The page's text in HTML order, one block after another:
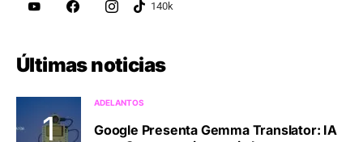
Últimas noticias
ADELANTOS
Google Presenta Gemma Translator: IA